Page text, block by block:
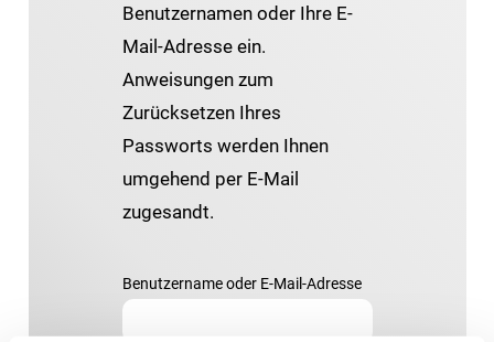
Benutzernamen oder Ihre E-
Mail-Adresse ein.
Anweisungen zum
Zurücksetzen Ihres
Passworts werden Ihnen
umgehend per E-Mail
zugesandt.
Benutzername oder E-Mail-Adresse